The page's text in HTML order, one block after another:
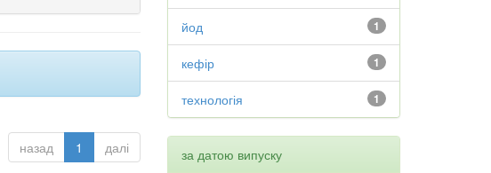
назад 1 далі
1
йод
1
кефір
1
технологія
за датою випуску